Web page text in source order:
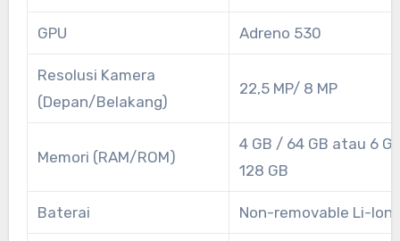
GPU Adreno 530
Resolusi Kamera
(Depan/Belakang)
22,5 MP/ 8 MP
Memori (RAM/ROM)
4 GB / 64 GB atau 6
128 GB
Baterai Non-removable Li-Ion